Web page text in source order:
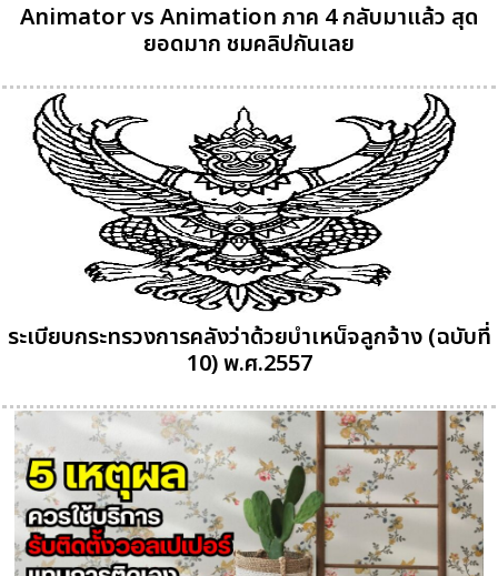
Animator vs Animation ภาค 4 กลับมาแล้ว สุด
ยอดมาก ชมคลิปกันเลย
ระเบียบกระทรวงการคลังว่าด้วยบำเหน็จลูกจ้าง (ฉบับที่
10) พ.ศ.2557